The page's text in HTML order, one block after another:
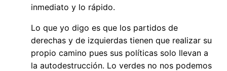
inmediato y lo rápido.
Lo que yo digo es que los partidos de
derechas y de izquierdas tienen que realizar su
propio camino pues sus políticas solo llevan a
la autodestrucción. Lo verdes no nos podemos